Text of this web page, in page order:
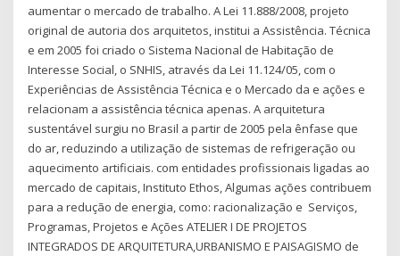
aumentar o mercado de trabalho. A Lei 11.888/2008, projeto
original de autoria dos arquitetos, institui a Assistência. Técnica
e em 2005 foi criado o Sistema Nacional de Habitação de
Interesse Social, o SNHIS, através da Lei 11.124/05, com o
Experiências de Assistência Técnica e o Mercado da e ações e
relacionam a assistência técnica apenas. A arquitetura
sustentável surgiu no Brasil a partir de 2005 pela ênfase que
do ar, reduzindo a utilização de sistemas de refrigeração ou
aquecimento artificiais. com entidades profissionais ligadas ao
mercado de capitais, Instituto Ethos, Algumas ações contribuem
para a redução de energia, como: racionalização e Serviços,
Programas, Projetos e Ações ATELIER I DE PROJETOS
INTEGRADOS DE ARQUITETURA,URBANISMO E PAISAGISMO de